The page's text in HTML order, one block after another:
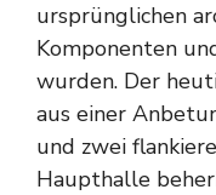
ursprünglichen
Komponenten
wurden. Der
aus einer
und zwei
Haupthalle